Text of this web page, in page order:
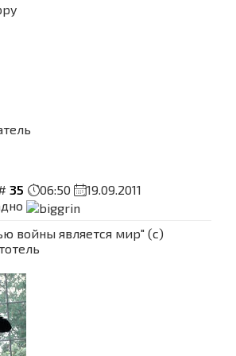
35 06:50
19.09.2011
войны является мир" (с)